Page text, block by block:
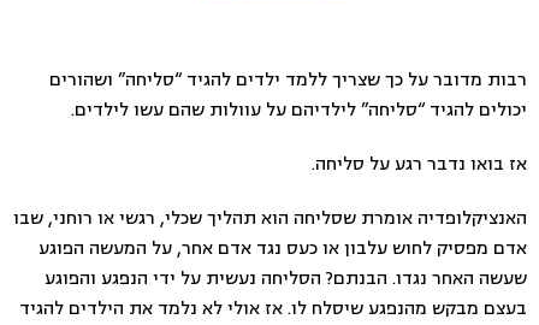
רבות מדובר על כך שצריך ללמד ילדים להגיד “סליחה” ושהורים
יכולים להגיד “סליחה” לילדיהם על עוולות שהם עשו לילדים.
אז בואו נדבר רגע על סליחה.
האנציקלופדיה אומרת שסליחה הוא תהליך שכלי, רגשי או רוחני, שבו
אדם מפסיק לחוש עלבון או כעס נגד אדם אחר, על המעשה הפוגע
שעשה האחר נגדו. הבנתם? הסליחה נעשית על ידי הנפגע והפוגע
בעצם מבקש מהנפגע שיסלח לו. אז אולי לא נלמד את הילדים להגיד